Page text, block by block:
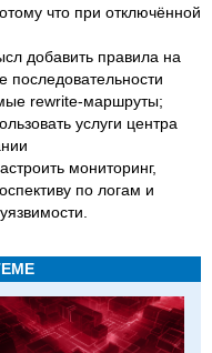
что при отключённой
добавить правила на
последовательности
rewrite-маршруты;
услуги центра
мониторинг,
по логам и